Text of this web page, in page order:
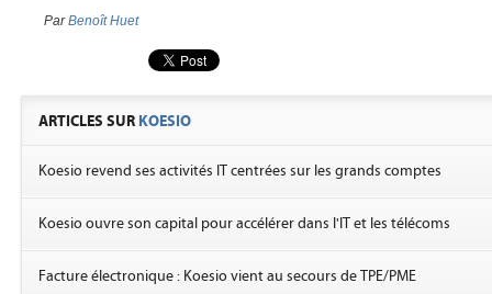
ParBenoît Huet
ARTICLES SUR KOESIO
Koesio revend ses activités IT centrées sur les grands comptes
Koesio ouvre son capital pour accélérer dans l'IT et les télécoms
Facture électronique : Koesio vient au secours de TPE/PME